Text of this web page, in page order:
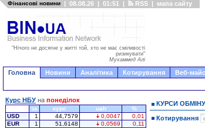
Фінансові новини | 08.08.26 | 01:51 | RSS | мапа сайту
"Нічого не досягне у житті той, хто не має сміливості
ризикувати"
Мухаммед Алі
Головна Новини Аналітика Котирування Веб-
КУРСИ
Котирування
Курс НБУ на понеділок
за курс uah
%
USD
1 44,7579 0,0047
0,01
EUR
1 51,6148 0,0569 0,11